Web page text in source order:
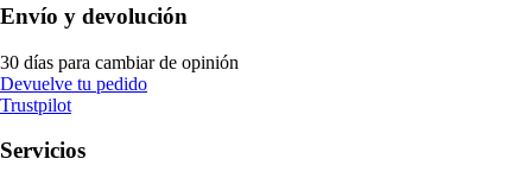
Envío y devolución
30 días para cambiar de opinión
Devuelve tu pedido
Trustpilot
Servicios